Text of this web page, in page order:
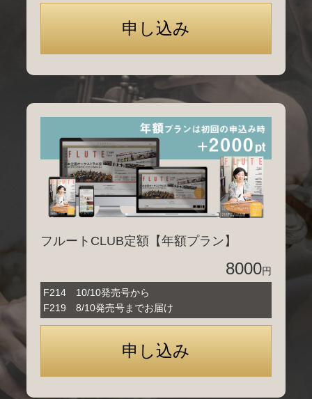
フルートCLUB定額【年額プラン】
8000円
F214 10/10発売号から
F219 8/10発売号までお届け